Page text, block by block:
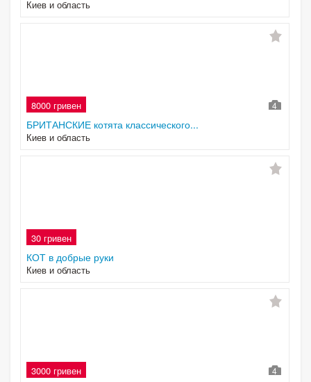
Киев и область
8000 гривен 4
БРИТАНСКИЕ котята классического...
Киев и область
30 гривен
КОТ в добрые руки
Киев и область
3000 гривен 4